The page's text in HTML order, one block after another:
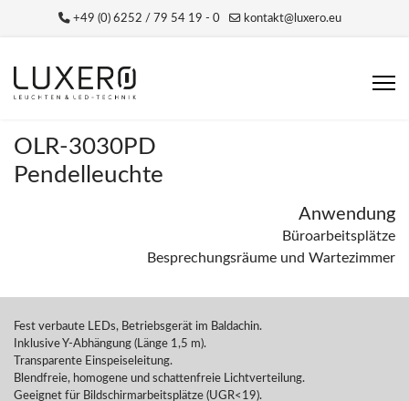
+49 (0) 6252 / 79 54 19 - 0 kontakt@luxero.eu
OLR-3030PD
Pendelleuchte
Anwendung
Büroarbeitsplätze
Besprechungsräume und Wartezimmer
Fest verbaute LEDs, Betriebsgerät im Baldachin.
Inklusive Y-Abhängung (Länge 1,5 m).
Transparente Einspeiseleitung.
Blendfreie, homogene und schattenfreie Lichtverteilung.
Geeignet für Bildschirmarbeitsplätze (UGR<19).